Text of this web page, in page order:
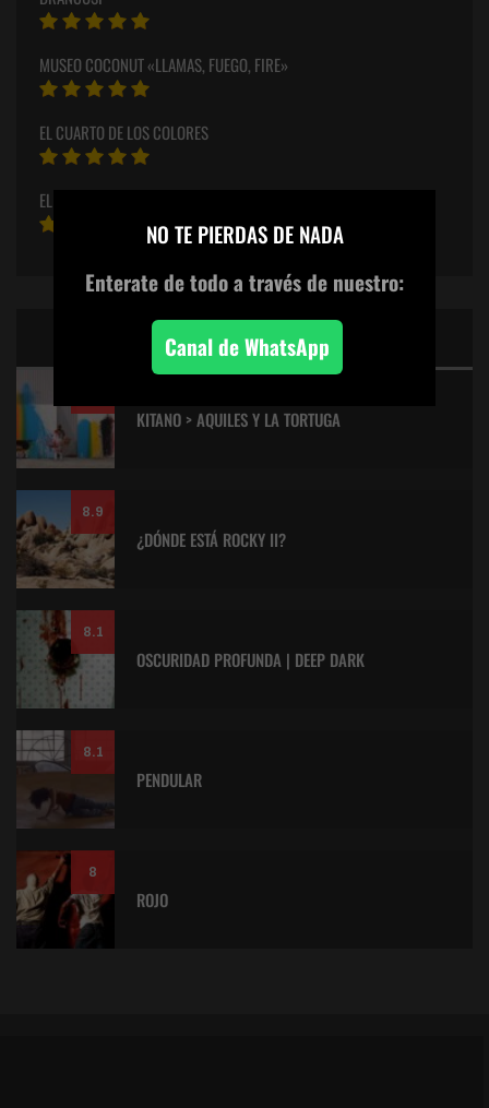
MUSEO COCONUT «LLAMAS, FUEGO, FIRE»
EL CUARTO DE LOS COLORES
EL ARTE DEL CRIMEN T8-E02
CINE: TOP 5 DE LALULULA
KITANO > AQUILES Y LA TORTUGA
8.9
¿DÓNDE ESTÁ ROCKY II?
8.1
OSCURIDAD PROFUNDA | DEEP DARK
8.1
PENDULAR
8
ROJO
NO TE PIERDAS DE NADA
Enterate de todoa través de nuestro:
Canal de WhatsApp